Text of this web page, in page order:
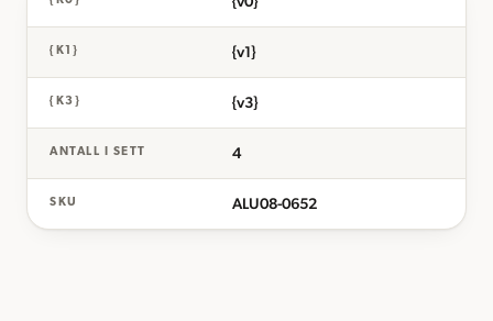
{K1} {v1}
{K3} {v3}
ANTALL I SETT 4
SKU ALU08-0652